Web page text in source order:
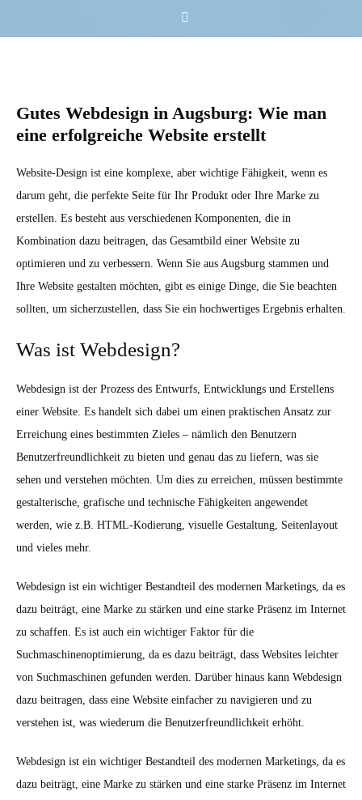
Gutes Webdesign in Augsburg: Wie man
eine erfolgreiche Website erstellt
Website-Design ist eine komplexe, aber wichtige Fähigkeit, wenn es
darum geht, die perfekte Seite für Ihr Produkt oder Ihre Marke zu
erstellen. Es besteht aus verschiedenen Komponenten, die in
Kombination dazu beitragen, das Gesamtbild einer Website zu
optimieren und zu verbessern. Wenn Sie aus Augsburg stammen und
Ihre Website gestalten möchten, gibt es einige Dinge, die Sie beachten
sollten, um sicherzustellen, dass Sie ein hochwertiges Ergebnis erhalten.
Was ist Webdesign?
Webdesign ist der Prozess des Entwurfs, Entwicklungs und Erstellens
einer Website. Es handelt sich dabei um einen praktischen Ansatz zur
Erreichung eines bestimmten Zieles – nämlich den Benutzern
Benutzerfreundlichkeit zu bieten und genau das zu liefern, was sie
sehen und verstehen möchten. Um dies zu erreichen, müssen bestimmte
gestalterische, grafische und technische Fähigkeiten angewendet
werden, wie z.B. HTML-Kodierung, visuelle Gestaltung, Seitenlayout
und vieles mehr.
Webdesign ist ein wichtiger Bestandteil des modernen Marketings, da es
dazu beiträgt, eine Marke zu stärken und eine starke Präsenz im Internet
zu schaffen. Es ist auch ein wichtiger Faktor für die
Suchmaschinenoptimierung, da es dazu beiträgt, dass Websites leichter
von Suchmaschinen gefunden werden. Darüber hinaus kann Webdesign
dazu beitragen, dass eine Website einfacher zu navigieren und zu
verstehen ist, was wiederum die Benutzerfreundlichkeit erhöht.
Webdesign ist ein wichtiger Bestandteil des modernen Marketings, da es
dazu beiträgt, eine Marke zu stärken und eine starke Präsenz im Internet